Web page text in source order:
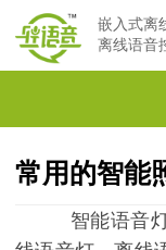
嵌入式离
离线语音
常用的智能
智能语音